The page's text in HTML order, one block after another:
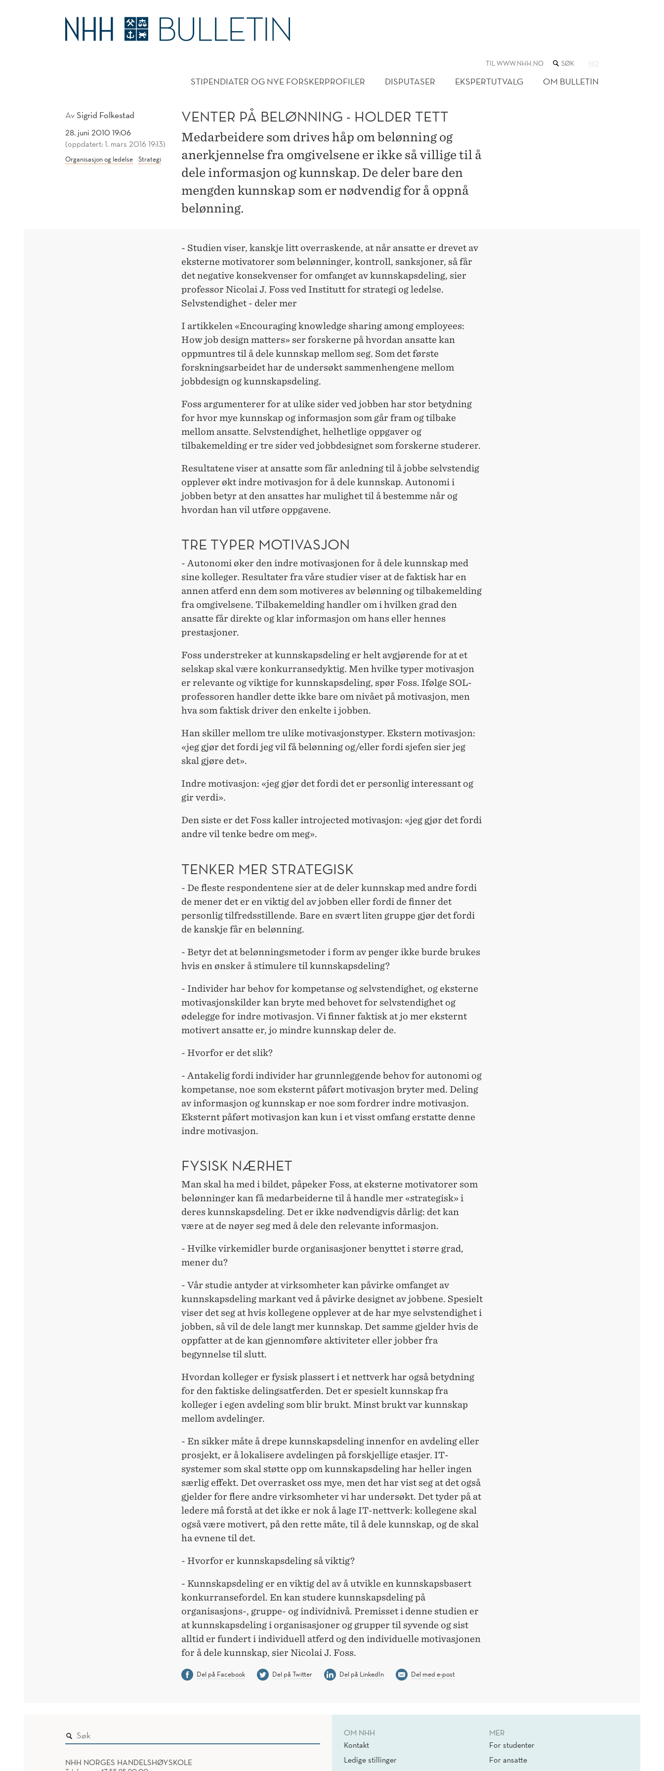
VENTER
HOLDER
TIL WWW.NHH.NO SØK
NETTSTEDET
NO
STIPENDIATER OG NYE FORSKERPROFILER DISPUTASER EKSPERTUTVALG OM BULLETIN
AvSigrid Folkestad
28. juni 2010 19:06
(oppdatert: 1. mars 2016 19:13)
Organisasjon og ledelse Strategi
VENTER PÅ BELØNNING - HOLDER TETT
Medarbeidere som drives håp om belønning og
anerkjennelse fra omgivelsene er ikke så villige til å
dele informasjon og kunnskap. De deler bare den
mengden kunnskap som er nødvendig for å oppnå
belønning.
- Studien viser, kanskje litt overraskende, at når ansatte er drevet av
eksterne motivatorer som belønninger, kontroll, sanksjoner, så får
det negative konsekvenser for omfanget av kunnskapsdeling, sier
professor Nicolai J. Foss ved Institutt for strategi og ledelse.
Selvstendighet - deler mer
I artikkelen «Encouraging knowledge sharing among employees:
How job design matters» ser forskerne på hvordan ansatte kan
oppmuntres til å dele kunnskap mellom seg. Som det første
forskningsarbeidet har de undersøkt sammenhengene mellom
jobbdesign og kunnskapsdeling.
Foss argumenterer for at ulike sider ved jobben har stor betydning
for hvor mye kunnskap og informasjon som går fram og tilbake
mellom ansatte. Selvstendighet, helhetlige oppgaver og
tilbakemelding er tre sider ved jobbdesignet som forskerne studerer.
Resultatene viser at ansatte som får anledning til å jobbe selvstendig
opplever økt indre motivasjon for å dele kunnskap. Autonomi i
jobben betyr at den ansattes har mulighet til å bestemme når og
hvordan han vil utføre oppgavene.
TRE TYPER MOTIVASJON
- Autonomi øker den indre motivasjonen for å dele kunnskap med
sine kolleger. Resultater fra våre studier viser at de faktisk har en
annen atferd enn dem som motiveres av belønning og tilbakemelding
fra omgivelsene. Tilbakemelding handler om i hvilken grad den
ansatte får direkte og klar informasjon om hans eller hennes
prestasjoner.
Foss understreker at kunnskapsdeling er helt avgjørende for at et
selskap skal være konkurransedyktig. Men hvilke typer motivasjon
er relevante og viktige for kunnskapsdeling, spør Foss. Ifølge SOL-
professoren handler dette ikke bare om nivået på motivasjon, men
hva som faktisk driver den enkelte i jobben.
Han skiller mellom tre ulike motivasjonstyper. Ekstern motivasjon:
«jeg gjør det fordi jeg vil få belønning og/eller fordi sjefen sier jeg
skal gjøre det».
Indre motivasjon: «jeg gjør det fordi det er personlig interessant og
gir verdi».
Den siste er det Foss kaller introjected motivasjon: «jeg gjør det fordi
andre vil tenke bedre om meg».
TENKER MER STRATEGISK
- De fleste respondentene sier at de deler kunnskap med andre fordi
de mener det er en viktig del av jobben eller fordi de finner det
personlig tilfredsstillende. Bare en svært liten gruppe gjør det fordi
de kanskje får en belønning.
- Betyr det at belønningsmetoder i form av penger ikke burde brukes
hvis en ønsker å stimulere til kunnskapsdeling?
- Individer har behov for kompetanse og selvstendighet, og eksterne
motivasjonskilder kan bryte med behovet for selvstendighet og
ødelegge for indre motivasjon. Vi finner faktisk at jo mer eksternt
motivert ansatte er, jo mindre kunnskap deler de.
- Hvorfor er det slik?
- Antakelig fordi individer har grunnleggende behov for autonomi og
kompetanse, noe som eksternt påført motivasjon bryter med. Deling
av informasjon og kunnskap er noe som fordrer indre motivasjon.
Eksternt påført motivasjon kan kun i et visst omfang erstatte denne
indre motivasjon.
FYSISK NÆRHET
Man skal ha med i bildet, påpeker Foss, at eksterne motivatorer som
belønninger kan få medarbeiderne til å handle mer «strategisk» i
deres kunnskapsdeling. Det er ikke nødvendigvis dårlig: det kan
være at de nøyer seg med å dele den relevante informasjon.
- Hvilke virkemidler burde organisasjoner benyttet i større grad,
mener du?
- Vår studie antyder at virksomheter kan påvirke omfanget av
kunnskapsdeling markant ved å påvirke designet av jobbene. Spesielt
viser det seg at hvis kollegene opplever at de har mye selvstendighet i
jobben, så vil de dele langt mer kunnskap. Det samme gjelder hvis de
oppfatter at de kan gjennomføre aktiviteter eller jobber fra
begynnelse til slutt.
Hvordan kolleger er fysisk plassert i et nettverk har også betydning
for den faktiske delingsatferden. Det er spesielt kunnskap fra
kolleger i egen avdeling som blir brukt. Minst brukt var kunnskap
mellom avdelinger.
- En sikker måte å drepe kunnskapsdeling innenfor en avdeling eller
prosjekt, er å lokalisere avdelingen på forskjellige etasjer. IT-
systemer som skal støtte opp om kunnskapsdeling har heller ingen
særlig effekt. Det overrasket oss mye, men det har vist seg at det også
gjelder for flere andre virksomheter vi har undersøkt. Det tyder på at
ledere må forstå at det ikke er nok å lage IT-nettverk: kollegene skal
også være motivert, på den rette måte, til å dele kunnskap, og de skal
ha evnene til det.
- Hvorfor er kunnskapsdeling så viktig?
- Kunnskapsdeling er en viktig del av å utvikle en kunnskapsbasert
konkurransefordel. En kan studere kunnskapsdeling på
organisasjons-, gruppe- og individnivå. Premisset i denne studien er
at kunnskapsdeling i organisasjoner og grupper til syvende og sist
alltid er fundert i individuell atferd og den individuelle motivasjonen
for å dele kunnskap, sier Nicolai J. Foss.
Del på Facebook Del på Twitter Del på LinkedIn Del med e-post
NHH NORGES HANDELSHØYSKOLE
OM NHH
Kontakt
Ledige stillinger
MER
For studenter
For ansatte